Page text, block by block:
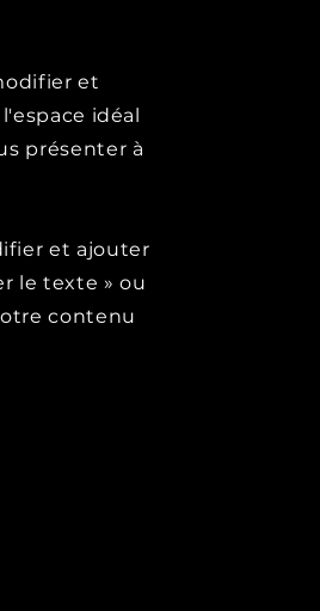
et
idéal
présenter à
et ajouter
le texte » ou
contenu